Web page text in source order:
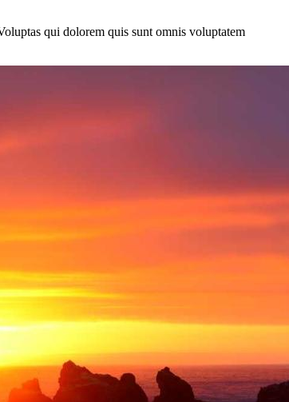
qui dolorem quis sunt omnis voluptatem